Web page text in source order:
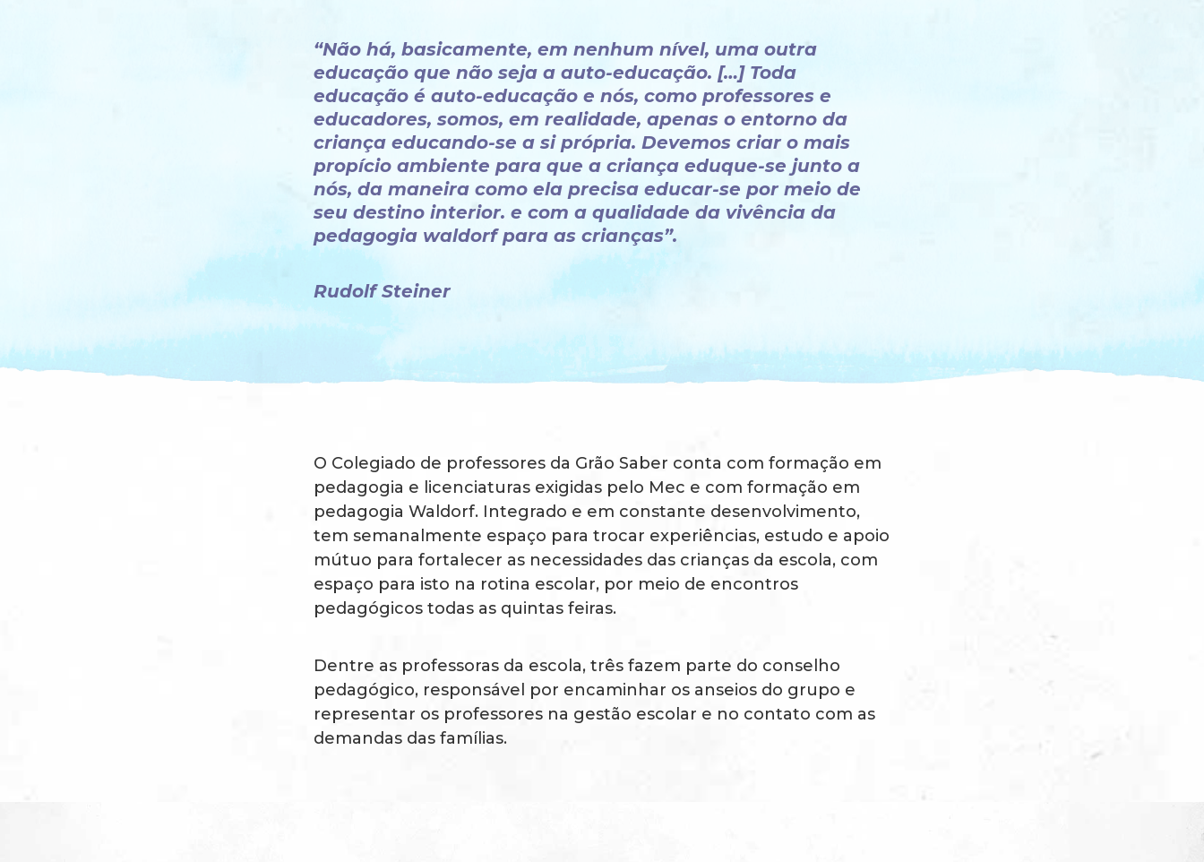
“Não há, basicamente, em nenhum nível, uma outra
educação que não seja a auto-educação. […] Toda
educação é auto-educação e nós, como professores e
educadores, somos, em realidade, apenas o entorno da
criança educando-se a si própria. Devemos criar o mais
propício ambiente para que a criança eduque-se junto a
nós, da maneira como ela precisa educar-se por meio de
seu destino interior. e com a qualidade da vivência da
pedagogia waldorf para as crianças”.
Rudolf Steiner
O Colegiado de professores da Grão Saber conta com formação em
pedagogia e licenciaturas exigidas pelo Mec e com formação em
pedagogia Waldorf. Integrado e em constante desenvolvimento,
tem semanalmente espaço para trocar experiências, estudo e apoio
mútuo para fortalecer as necessidades das crianças da escola, com
espaço para isto na rotina escolar, por meio de encontros
pedagógicos todas as quintas feiras.
Dentre as professoras da escola, três fazem parte do conselho
pedagógico, responsável por encaminhar os anseios do grupo e
representar os professores na gestão escolar e no contato com as
demandas das famílias.